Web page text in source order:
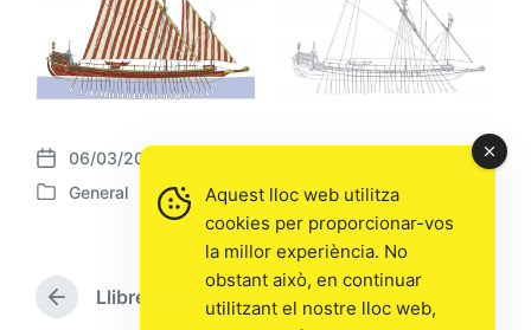
P
o
a
06/03/2018
P
e
General
P
Llibre Sant Joan de Déu
Aquest lloc web utilitza
cookies per proporcionar-vos
la millor experiència. No
obstant això, en continuar
utilitzant el nostre lloc web,